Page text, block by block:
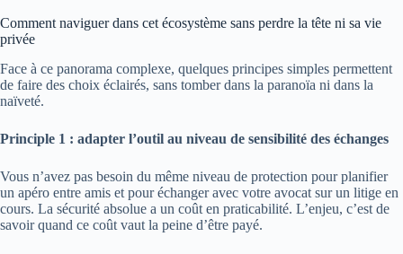
Comment naviguer dans cet écosystème sans perdre la tête ni sa vie
privée
Face à ce panorama complexe, quelques principes simples permettent
de faire des choix éclairés, sans tomber dans la paranoïa ni dans la
naïveté.
Principle 1 : adapter l’outil au niveau de sensibilité des échanges
Vous n’avez pas besoin du même niveau de protection pour planifier
un apéro entre amis et pour échanger avec votre avocat sur un litige en
cours. La sécurité absolue a un coût en praticabilité. L’enjeu, c’est de
savoir quand ce coût vaut la peine d’être payé.